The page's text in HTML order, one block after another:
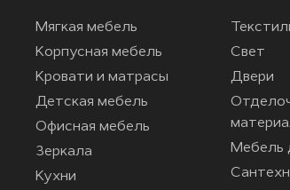
Мягкая мебель
Корпусная мебель
Кровати и матрасы
Детская мебель
Офисная мебель
Зеркала
Кухни
Свет
Двери
Мебель